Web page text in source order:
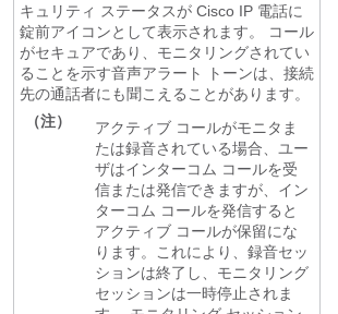
キュリティ ステータスが Cisco IP 電話に
錠前アイコンとして表示されます。 コール
がセキュアであり、モニタリングされてい
ることを示す音声アラート トーンは、接続
先の通話者にも聞こえることがあります。
（注）
アクティブ コールがモニタま
たは録音されている場合、ユー
ザはインターコム コールを受
信または発信できますが、イン
ターコム コールを発信すると
アクティブ コールが保留にな
ります。これにより、録音セッ
ションは終了し、モニタリング
セッションは一時停止されま